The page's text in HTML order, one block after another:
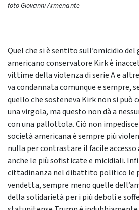
foto Giovanni Armenante
Quel che si è sentito sull’omicidio
americano conservatore Kirk è
vittime della violenza di serie A e
va condannata comunque e sempre,
quello che sosteneva Kirk non si può
una virgola, ma questo non dà a
con una pallottola. Ciò non
società americana è sempre più
nulla per contrastare il facile accesso
anche le più sofisticate e micidiali.
cittadinanza nel dibattito politico le
vendetta, sempre meno quelle
della solidarietà per i più deboli e